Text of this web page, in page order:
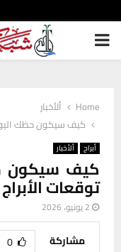
PRIMARY
Home
ألأخبار
كيف سيكون حظك اليوم
أبراج ألأخبار
كيف سيكون
توقعات
2 يونيو، 2026
مشاركة 0